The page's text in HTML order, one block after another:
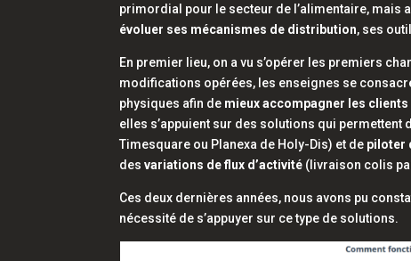
primordial pour le secteur de l’alimentaire, mais
évoluer ses mécanismes de distribution, ses
En premier lieu, on a vu s’opérer les premiers
modifications opérées, les enseignes se
physiques afin de mieux accompagner les clients
elles s’appuient sur des solutions qui
Timesquare ou Planexa de Holy-Dis) et de piloter
des variations de flux d’activité (livraison colis
Ces deux dernières années, nous avons pu
nécessité de s’appuyer sur ce type de solutions.